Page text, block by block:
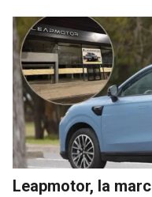
Leapmotor, la